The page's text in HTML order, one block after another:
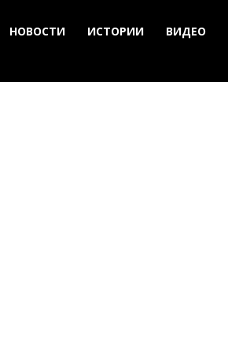
НОВОСТИ ИСТОРИИ ВИДЕО